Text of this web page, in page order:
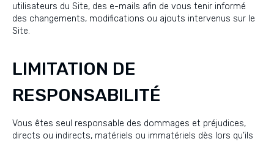
utilisateurs du Site, des e-mails afin de vous tenir informé
des changements, modifications ou ajouts intervenus sur le
Site.
LIMITATION DE
RESPONSABILITÉ
Vous êtes seul responsable des dommages et préjudices,
directs ou indirects, matériels ou immatériels dès lors qu’ils